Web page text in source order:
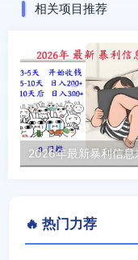
相关项目推荐
🔥 热门力荐